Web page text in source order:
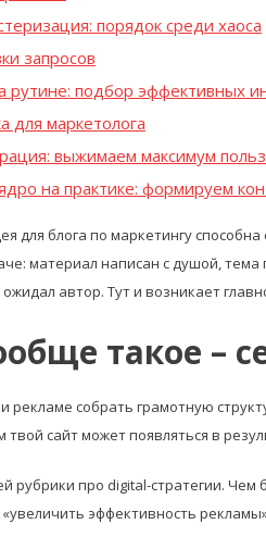
порядок среди хаоса
запросов
рутине: подбор эффективных
для маркетолога
выжимаем максимум
на практике: формируем
для блога по маркетингу
материал написан с душой,
автор. Тут и возникает
такое –
рекламе собрать грамотную
твой сайт может появляться в
рубрики про digital-стратегии.
эффективность